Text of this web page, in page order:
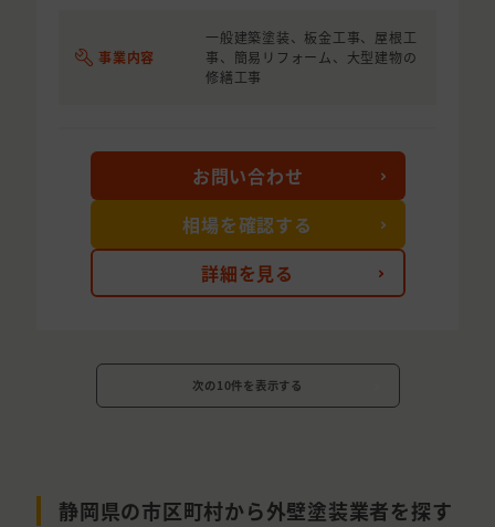
事業内容
一般建築塗装、板金工事、屋根工
事、簡易リフォーム、大型建物の
修繕工事
詳細を見る
お問い合わせ
相場を確認する
次の10件を表示する
静岡県の市区町村から外壁塗装業者を探す